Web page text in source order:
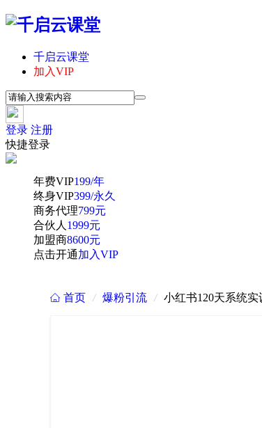
千启云课堂
加入VIP
登录 注册
快捷登录
年费VIP199/年
终身VIP399/永久
商务代理799元
合伙人 1999元
加盟商8600元
点击开通加入VIP
 首页 / 爆粉引流 / 小红书120天系统